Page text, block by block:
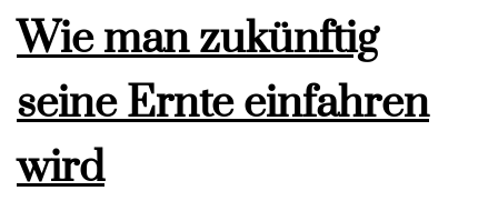
Wie man zukünftig
seine Ernte einfahren
wird